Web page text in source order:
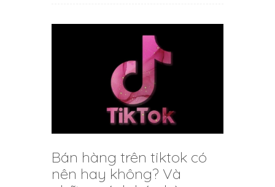
Bán hàng trên tiktok có
nên hay không? Và